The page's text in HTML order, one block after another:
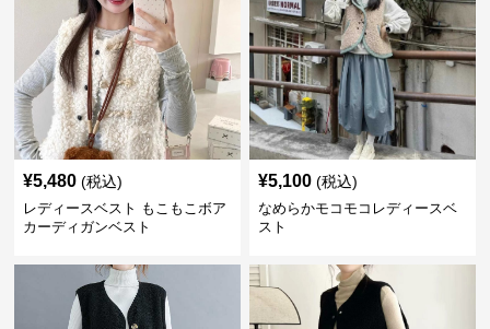
¥5,480 (税込)
レディースベスト もこもこボア
カーディガンベスト
¥5,100 (税込)
なめらかモコモコレディースベ
スト